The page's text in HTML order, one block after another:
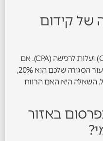
של קידום
המדד המרכזי הוא עלות לליד (CPL) ועלות לרכישה (CPA). אם
אתם משלמים 50 שקל על ליד ושיעור הסגירה שלכם הוא 20%,
לקוח היא 250 שקל. השאלה היא האם הרווח
באזור